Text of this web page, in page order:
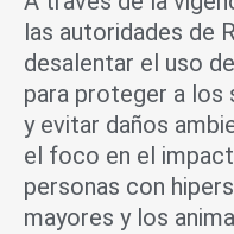
las autoridades de
desalentar el uso
para proteger a los
y evitar daños
el foco en el
personas con
mayores y los